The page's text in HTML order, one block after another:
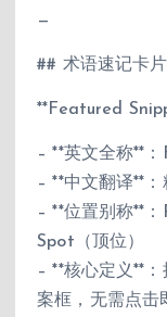
—
## 术语速记卡片
**Featured
– **英文全称**
– **中文翻译**
– **位置别称**
Spot（顶位）
– **核心定义**
案框，无需点击